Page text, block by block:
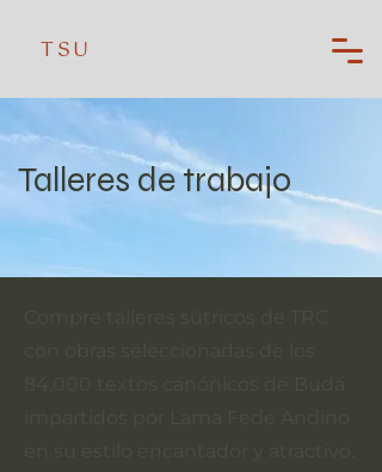
TSU
Talleres de trabajo